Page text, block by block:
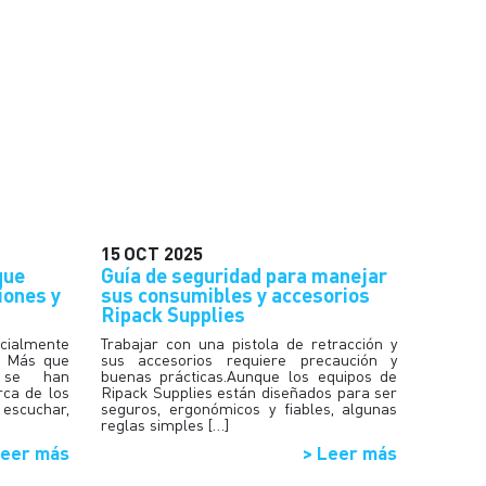
y
Más que
se han
de los
más
15OCT 2025
Guía de seguridad para manejar
sus consumibles y accesorios
Ripack Supplies
Trabajar con una pistola de retracción y
sus accesorios requiere precaución y
buenas prácticas.Aunque los equipos de
Ripack Supplies están diseñados para ser
seguros, ergonómicos y fiables, algunas
reglas simples […]
> Leer más